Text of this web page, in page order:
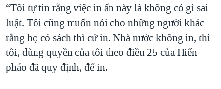
“Tôi tự tin rằng việc in ấn này là không có gì sai
luật. Tôi cũng muốn nói cho những người khác
rằng họ có sách thì cứ in. Nhà nước không in, thì
tôi, dùng quyền của tôi theo điều 25 của Hiến
pháo đã quy định, để in.